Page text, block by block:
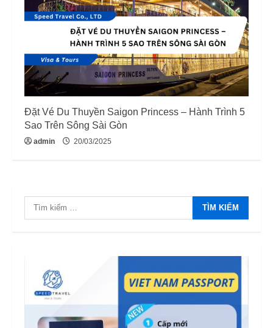
Đặt Vé Du Thuyền Saigon Princess – Hành Trình 5
Sao Trên Sông Sài Gòn
admin 20/03/2025
Tìm
kiếm